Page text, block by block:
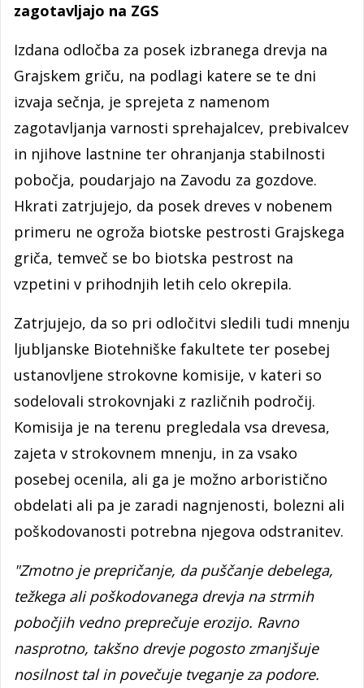
zagotavljajo na ZGS
Izdana odločba za posek izbranega drevja na
Grajskem griču, na podlagi katere se te dni
izvaja sečnja, je sprejeta z namenom
zagotavljanja varnosti sprehajalcev, prebivalcev
in njihove lastnine ter ohranjanja stabilnosti
pobočja, poudarjajo na Zavodu za gozdove.
Hkrati zatrjujejo, da posek dreves v nobenem
primeru ne ogroža biotske pestrosti Grajskega
griča, temveč se bo biotska pestrost na
vzpetini v prihodnjih letih celo okrepila.
Zatrjujejo, da so pri odločitvi sledili tudi mnenju
ljubljanske Biotehniške fakultete ter posebej
ustanovljene strokovne komisije, v kateri so
sodelovali strokovnjaki z različnih področij.
Komisija je na terenu pregledala vsa drevesa,
zajeta v strokovnem mnenju, in za vsako
posebej ocenila, ali ga je možno arboristično
obdelati ali pa je zaradi nagnjenosti, bolezni ali
poškodovanosti potrebna njegova odstranitev.
"Zmotno je prepričanje, da puščanje debelega,
težkega ali poškodovanega drevja na strmih
pobočjih vedno preprečuje erozijo. Ravno
nasprotno, takšno drevje pogosto zmanjšuje
nosilnost tal in povečuje tveganje za podore.